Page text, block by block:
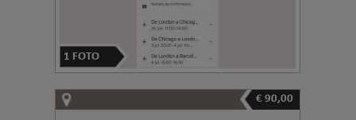
1 FOTO
€ 90,00